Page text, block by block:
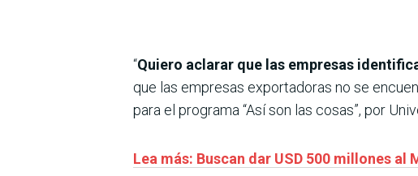
“Quiero aclarar que las empresas
que las empresas exportadoras no se
para el programa “Así son las cosas”, por
Lea más: Buscan dar USD 500 millones